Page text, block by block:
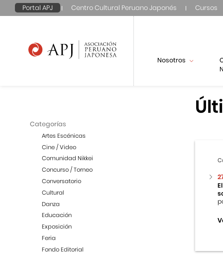
Portal APJ Centro Cultural Peruano Japonés Cursos
Nosotros
Categorías
Artes Escénicas
Cine / Video
Comunidad Nikkei
Concurso / Torneo
Conversatorio
Cultural
Danza
Educación
Exposición
Feria
Fondo Editorial